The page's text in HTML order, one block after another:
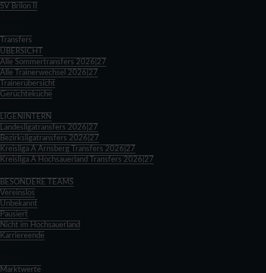
SV Brilon II
Transfers
ÜBERSICHT
Alle Sommertransfers 2026|27
Alle Trainerwechsel 2026|27
Trainerübersicht
Gerüchteküche
LIGENINTERN
Landesligatransfers 2026|27
Bezirksligatransfers 2026|27
Kreisliga A Arnsberg Transfers 2026|27
Kreisliga A Hochsauerland Transfers 2026|27
BESONDERE TEAMS
Vereinslos
Unbekannt
Pausiert
Nicht im Hochsauerland
Karriereende
Marktwerte